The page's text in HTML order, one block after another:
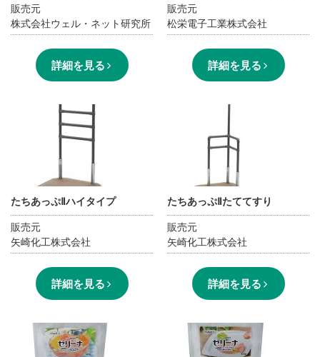
販売元
株式会社ウェル・ネット研究所
詳細を見る
販売元
松栄電子工業株式会社
詳細を見る
たちあっぷⅡハイタイプ
販売元
矢崎化工株式会社
詳細を見る
たちあっぷⅡたててすり
販売元
矢崎化工株式会社
詳細を見る